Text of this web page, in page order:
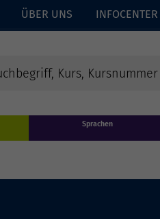
ÜBER UNS INFOCENTER
Sprachen